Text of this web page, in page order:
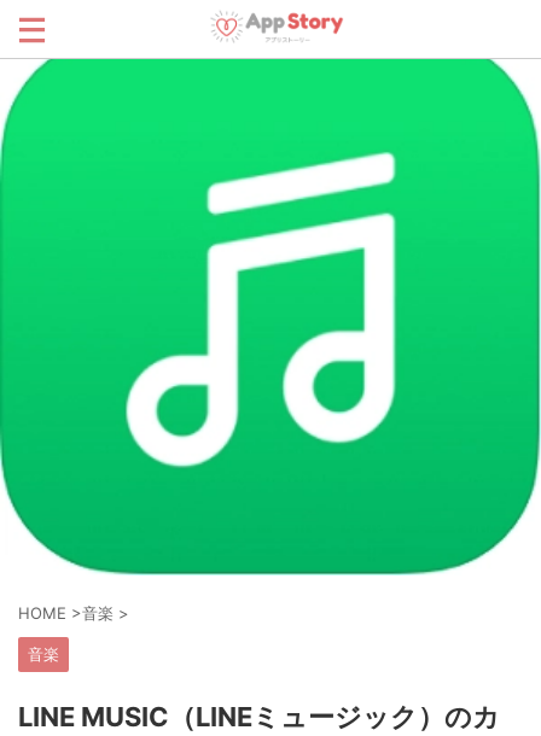
HOME >音楽 >
音楽
LINE MUSIC（LINEミュージック）のカ